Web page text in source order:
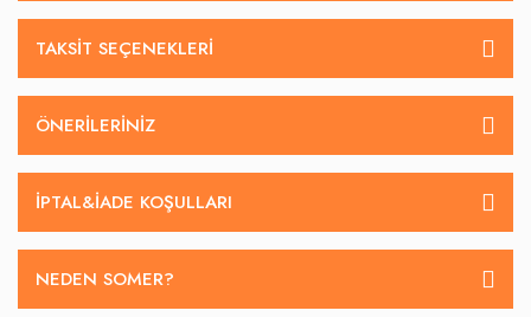
TAKSIT SEÇENEKLERI
ÖNERILERINIZ
İPTAL&IADE KOŞULLARI
NEDEN SOMER?